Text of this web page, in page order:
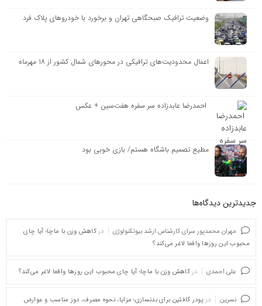
وضعیت ترافیک صبحگاهی تهران و برخورد با خودروهای پلاک فرد
اعمال محدودیت‌های ترافیکی در محورهای شمال کشور از ۱۸ مهرماه
احمدرضا عابدزاده سر سفره هفت‌سین + عکس
مطیع تصمیم باشگاه هستم/ بازی خوبی بود
جدیدترین دیدگاه‌‌ها
مهران محمدپور سرای کارشناس ارشد بیوتکنولوژی در کاهش وزن با ماچا؛ آیا چای
محبوب این روزها واقعا لاغر می‌کند؟
علی احمدی در کاهش وزن با ماچا؛ آیا چای محبوب این روزها واقعا لاغر می‌کند؟
نسرین در پودر کافئین برای بدنسازی؛ مزایا، نحوه مصرف، دوز مناسب و عوارض